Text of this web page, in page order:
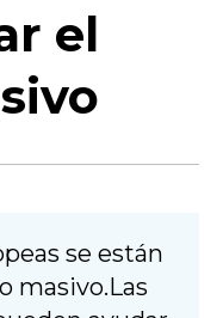
el
se están
masivo.Las